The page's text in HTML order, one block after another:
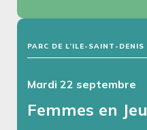
PARC DE L’ILE-SAINT-DENIS
Mardi 22 septembre
Femmes en Jeu